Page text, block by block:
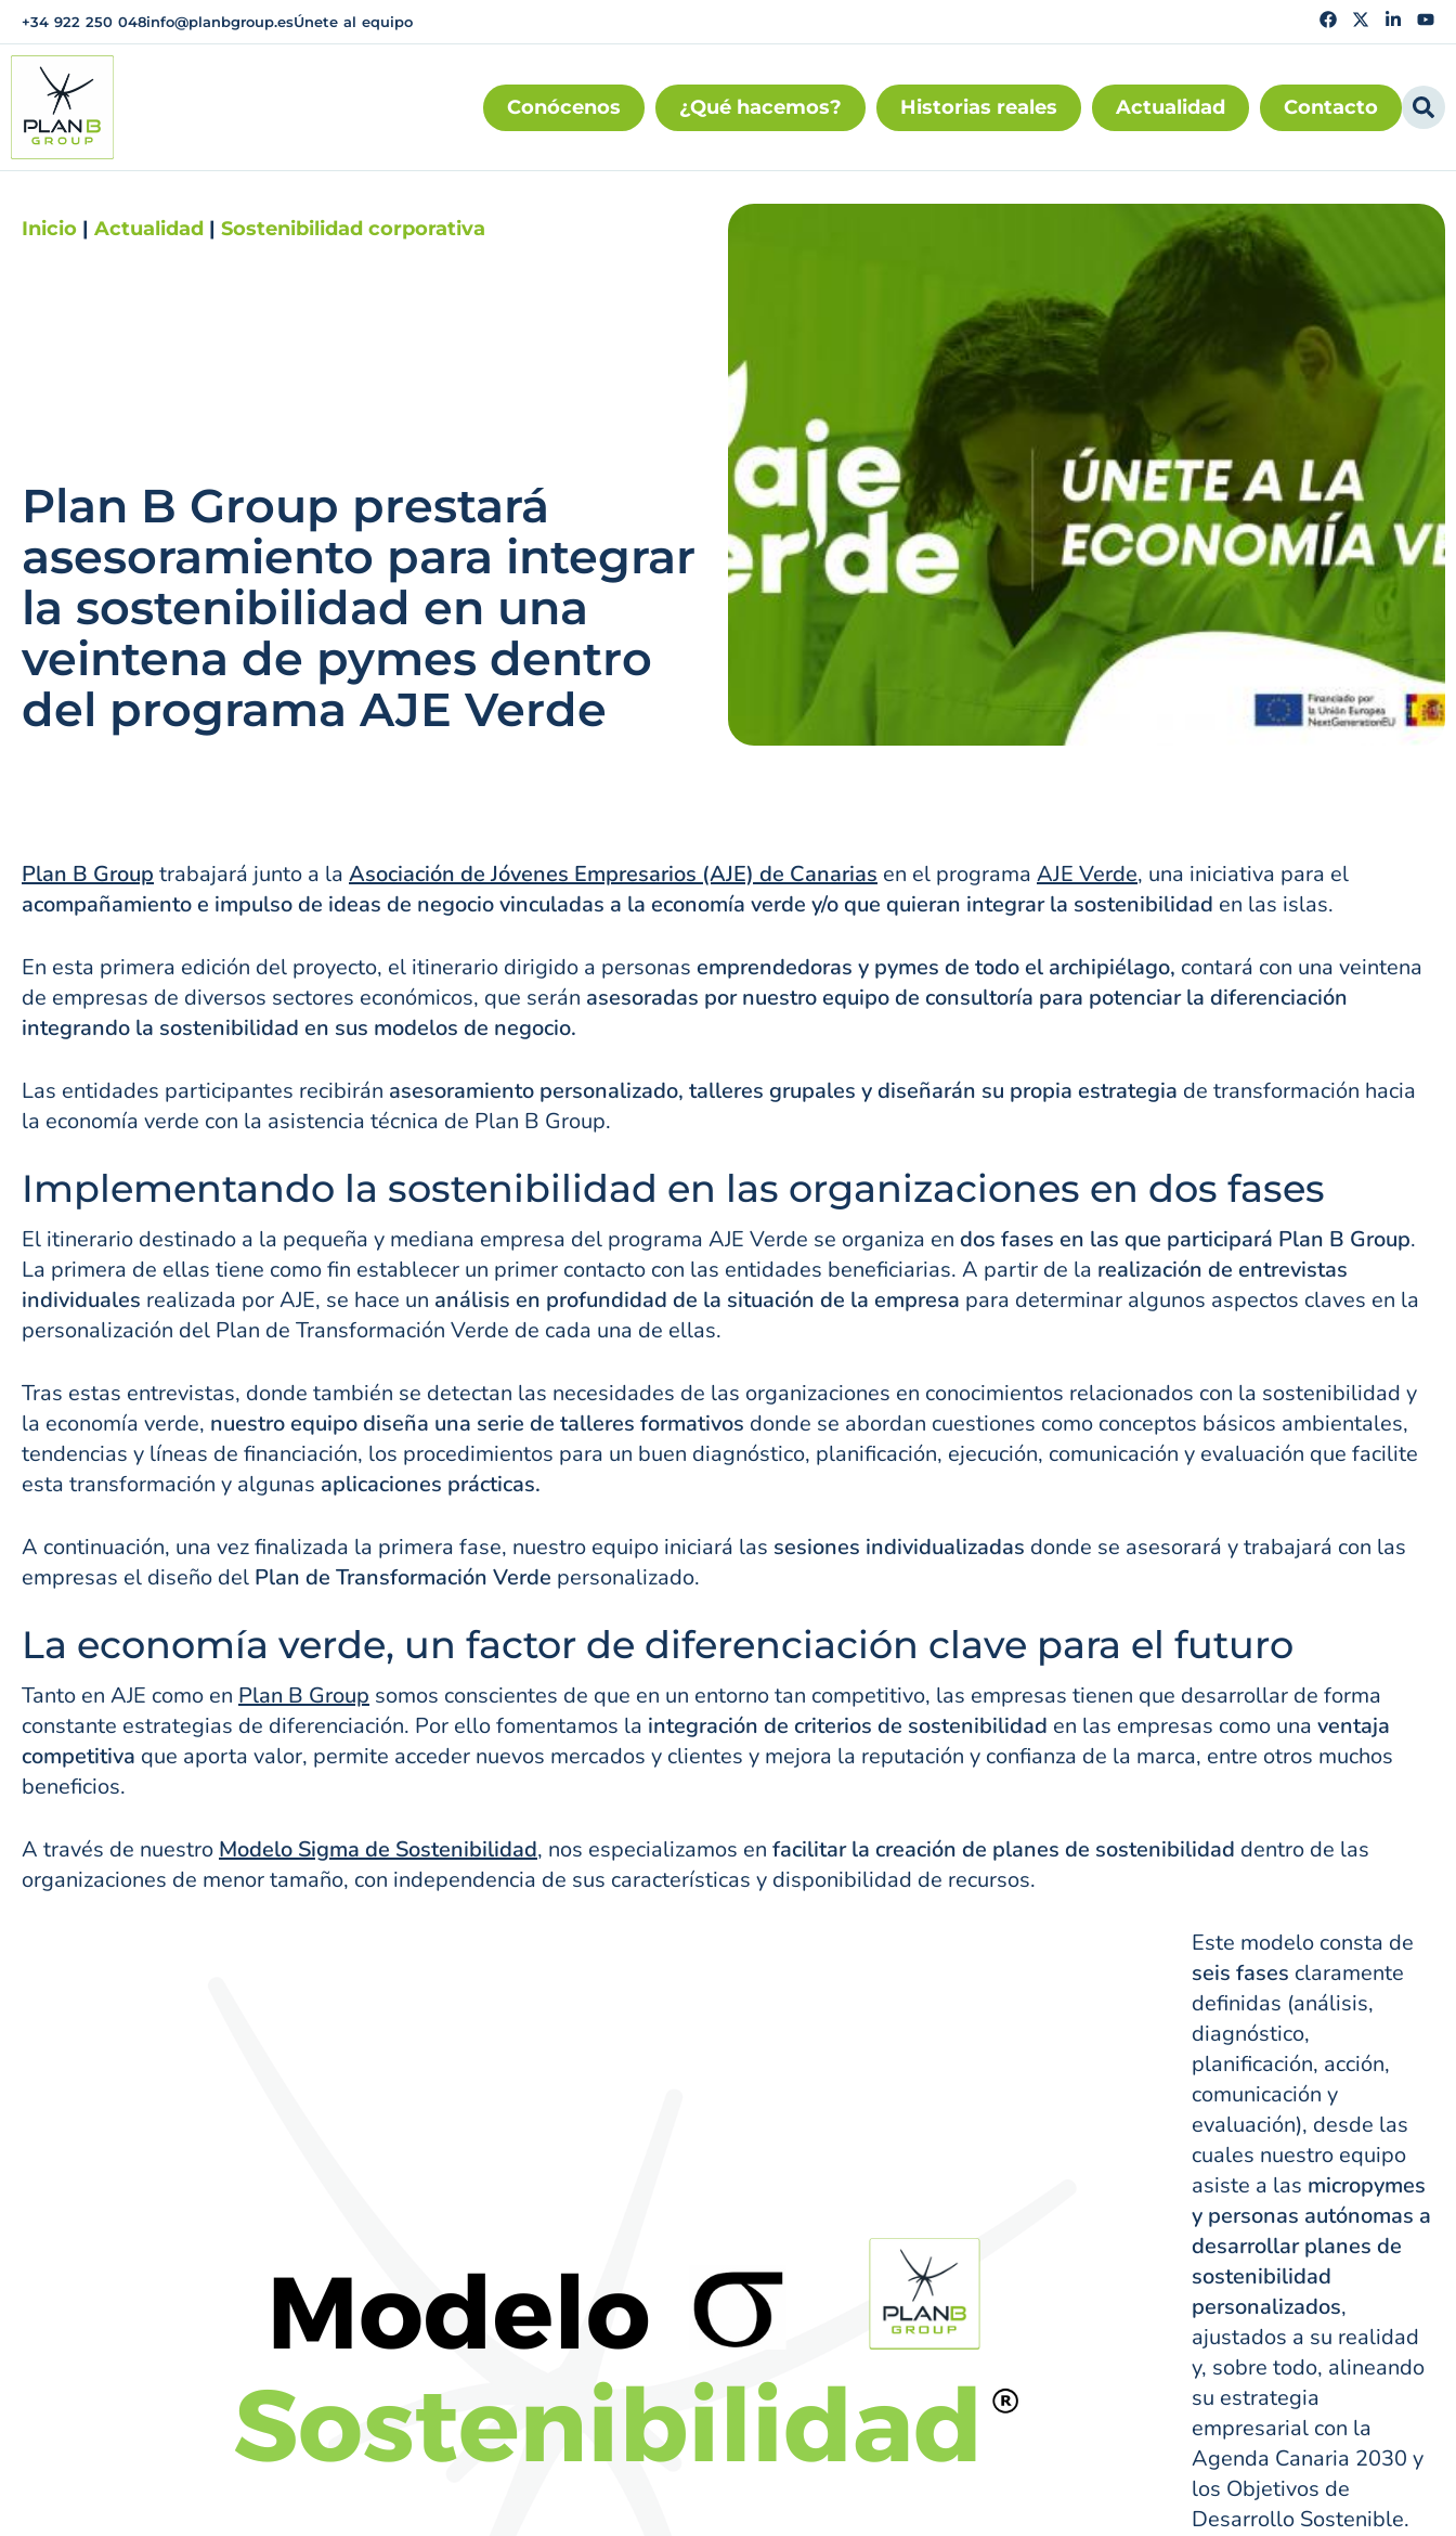
+34 922 250 048info@planbgroup.esÚnete al equipo
Conócenos ¿Qué hacemos? Historias reales Actualidad Contacto
Inicio | Actualidad | Sostenibilidad corporativa
Plan B Group prestará
asesoramiento para integrar
la sostenibilidad en una
veintena de pymes dentro
del programa AJE Verde
Plan B Group trabajará junto a la Asociación de Jóvenes Empresarios (AJE) de Canarias en el programa AJE Verde, una iniciativa para el
acompañamiento e impulso de ideas de negocio vinculadas a la economía verde y/o que quieran integrar la sostenibilidad en las islas.
En esta primera edición del proyecto, el itinerario dirigido a personas emprendedoras y pymes de todo el archipiélago, contará con una veintena
de empresas de diversos sectores económicos, que serán asesoradas por nuestro equipo de consultoría para potenciar la diferenciación
integrando la sostenibilidad en sus modelos de negocio.
Las entidades participantes recibirán asesoramiento personalizado, talleres grupales y diseñarán su propia estrategia de transformación hacia
la economía verde con la asistencia técnica de Plan B Group.
Implementando la sostenibilidad en las organizaciones en dos fases
El itinerario destinado a la pequeña y mediana empresa del programa AJE Verde se organiza en dos fases en las que participará Plan B Group.
La primera de ellas tiene como fin establecer un primer contacto con las entidades beneficiarias. A partir de la realización de entrevistas
individuales realizada por AJE, se hace un análisis en profundidad de la situación de la empresa para determinar algunos aspectos claves en la
personalización del Plan de Transformación Verde de cada una de ellas.
Tras estas entrevistas, donde también se detectan las necesidades de las organizaciones en conocimientos relacionados con la sostenibilidad y
la economía verde, nuestro equipo diseña una serie de talleres formativos donde se abordan cuestiones como conceptos básicos ambientales,
tendencias y líneas de financiación, los procedimientos para un buen diagnóstico, planificación, ejecución, comunicación y evaluación que facilite
esta transformación y algunas aplicaciones prácticas.
A continuación, una vez finalizada la primera fase, nuestro equipo iniciará las sesiones individualizadas donde se asesorará y trabajará con las
empresas el diseño del Plan de Transformación Verde personalizado.
La economía verde, un factor de diferenciación clave para el futuro
Tanto en AJE como en Plan B Group somos conscientes de que en un entorno tan competitivo, las empresas tienen que desarrollar de forma
constante estrategias de diferenciación. Por ello fomentamos la integración de criterios de sostenibilidad en las empresas como una ventaja
competitiva que aporta valor, permite acceder nuevos mercados y clientes y mejora la reputación y confianza de la marca, entre otros muchos
beneficios.
A través de nuestro Modelo Sigma de Sostenibilidad, nos especializamos en facilitar la creación de planes de sostenibilidad dentro de las
organizaciones de menor tamaño, con independencia de sus características y disponibilidad de recursos.
Este modelo consta de
seis fases claramente
definidas (análisis,
diagnóstico,
planificación, acción,
comunicación y
evaluación), desde las
cuales nuestro equipo
asiste a las micropymes
y personas autónomas a
desarrollar planes de
sostenibilidad
personalizados,
ajustados a su realidad
y, sobre todo, alineando
su estrategia
empresarial con la
Agenda Canaria 2030 y
los Objetivos de
Desarrollo Sostenible.